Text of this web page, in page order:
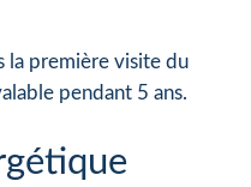
la première visite du
pendant 5 ans.